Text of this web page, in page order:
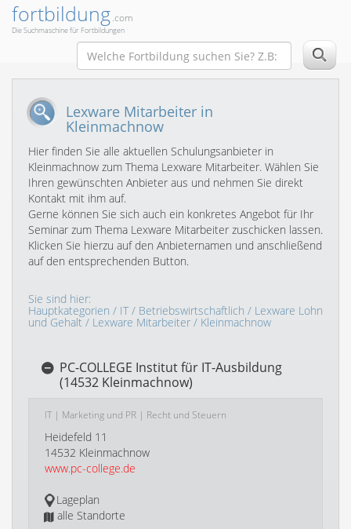
fortbildung.com
Die Suchmaschine für Fortbildungen
Lexware Mitarbeiter in
Kleinmachnow
Hier finden Sie alle aktuellen Schulungsanbieter in
Kleinmachnow zum Thema Lexware Mitarbeiter. Wählen Sie
Ihren gewünschten Anbieter aus und nehmen Sie direkt
Kontakt mit ihm auf.
Gerne können Sie sich auch ein konkretes Angebot für Ihr
Seminar zum Thema Lexware Mitarbeiter zuschicken lassen.
Klicken Sie hierzu auf den Anbieternamen und anschließend
auf den entsprechenden Button.
Sie sind hier:
Hauptkategorien / IT/ Betriebswirtschaftlich / Lexware Lohn
und Gehalt/ Lexware Mitarbeiter / Kleinmachnow
PC-COLLEGE Institut für IT-Ausbildung
(14532 Kleinmachnow)
IT | Marketing und PR | Recht und Steuern
Heidefeld 11
14532 Kleinmachnow
www.pc-college.de
Lageplan
alle Standorte